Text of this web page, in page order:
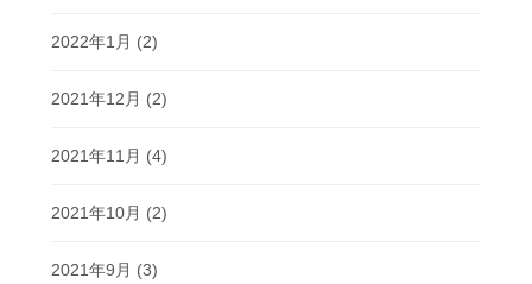
2022年1月 (2)
2021年12月 (2)
2021年11月 (4)
2021年10月 (2)
2021年9月 (3)